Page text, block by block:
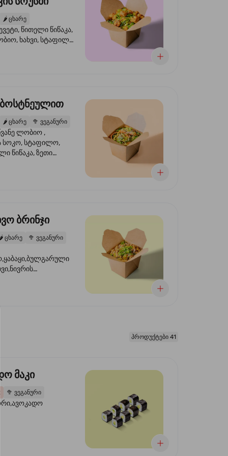
🌶️ ცხარე
წითელი წიწაკა,
ხახვი, სტაფილო,
ნიორი
🌶️ ცხარე 🥦 ვეგანური
ლობიო ,
სოკო, სტაფილო,
წიწაკა, ზეთი
ბრინჯი
🌶️ ცხარე 🥦 ვეგანური
ხახვი,სეზამის
პროდუქტები 41
მაკი
2 🥦 ვეგანური